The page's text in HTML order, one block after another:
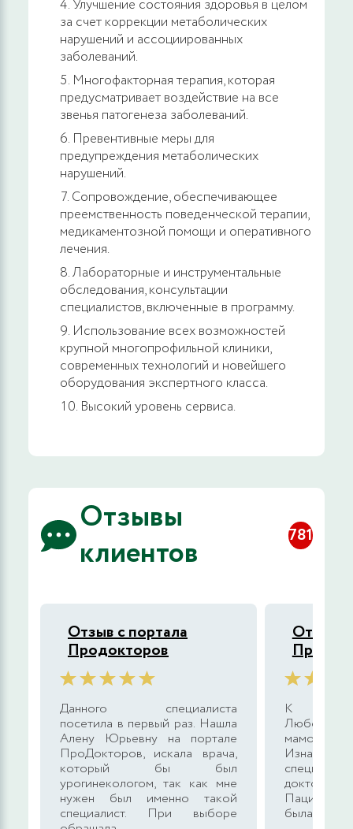
Улучшение состояния здоровья в целом
за счет коррекции метаболических
нарушений и ассоциированных
заболеваний.
Многофакторная терапия, которая
предусматривает воздействие на все
звенья патогенеза заболеваний.
Превентивные меры для
предупреждения метаболических
нарушений.
Сопровождение, обеспечивающее
преемственность поведенческой терапии,
медикаментозной помощи и оперативного
лечения.
Лабораторные и инструментальные
обследования, консультации
специалистов, включенные в программу.
Использование всех возможностей
крупной многопрофильной клиники,
современных технологий и новейшего
оборудования экспертного класса.
Высокий уровень сервиса.
Отзывы
клиентов
781
Отзыв с портала
Продокторов
Данного специалиста
посетила в первый раз. Нашла
Алену Юрьевну на портале
ПроДокторов, искала врача,
который бы был
урогинекологом, так как мне
нужен был именно такой
специалист. При выборе
Отзыв с
К
Любови
мамой
доктора в
была моя